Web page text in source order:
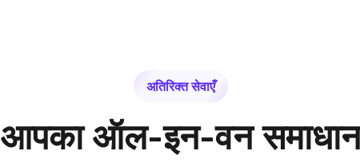
अतिरिक्त सेवाएँ
आपका ऑल-इन-वन समाधान